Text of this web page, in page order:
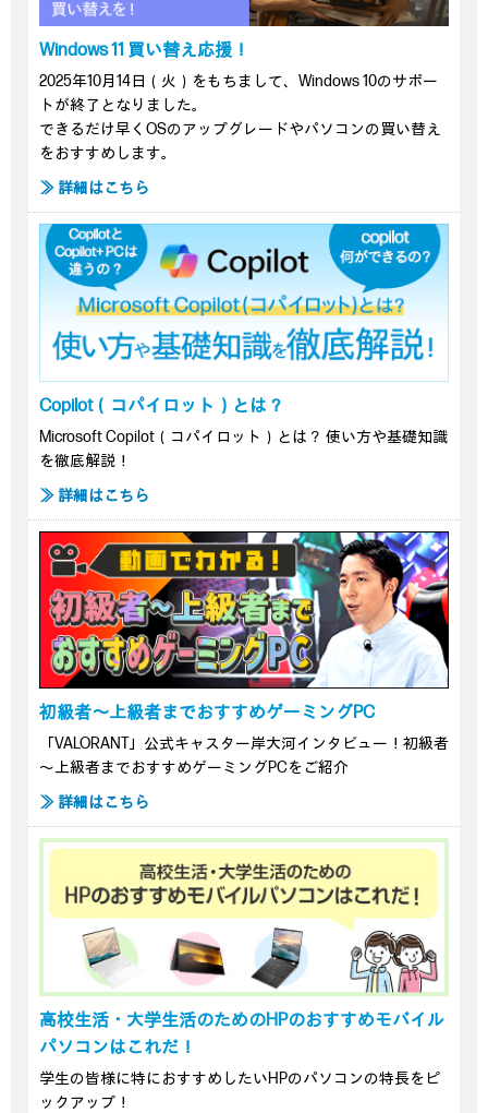
Windows 11 買い替え応援！
2025年10月14日（火）をもちまして、Windows 10のサポー
トが終了となりました。
できるだけ早くOSのアップグレードやパソコンの買い替え
をおすすめします。
≫ 詳細はこちら
Copilot（コパイロット）とは？
Microsoft Copilot（コパイロット）とは？ 使い方や基礎知識
を徹底解説！
≫ 詳細はこちら
初級者～上級者までおすすめゲーミングPC
「VALORANT」公式キャスター岸大河インタビュー！初級者
～上級者までおすすめゲーミングPCをご紹介
≫ 詳細はこちら
高校生活・大学生活のためのHPのおすすめモバイル
パソコンはこれだ！
学生の皆様に特におすすめしたいHPのパソコンの特長をピ
ックアップ！